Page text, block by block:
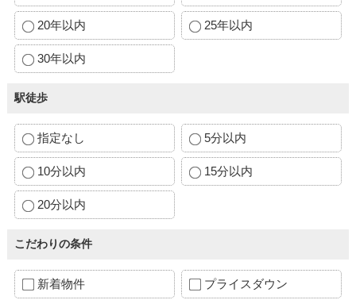
20年以内 25年以内
30年以内
駅徒歩
指定なし 5分以内
10分以内 15分以内
20分以内
こだわりの条件
新着物件 プライスダウン